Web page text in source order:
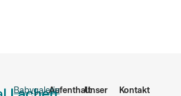
BabygalerieAufenthaltUnser
Kontakt